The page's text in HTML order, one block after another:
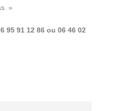
»
95 91 12 86 ou 06 46 02